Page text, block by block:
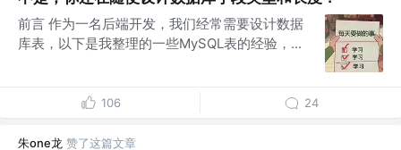
前言 作为一名后端开发，我们经常需要设计数据
库表，以下是我整理的一些MySQL表的经验，...
106 24
朱one龙 赞了这篇文章